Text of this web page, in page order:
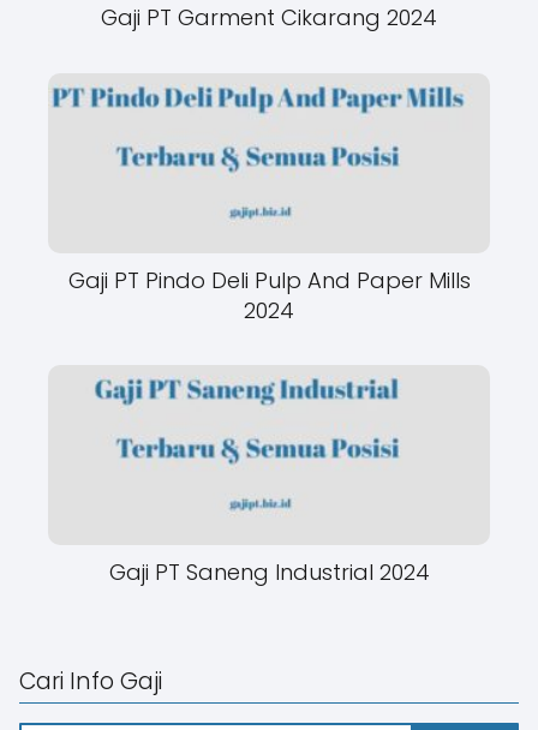
Gaji PT Garment Cikarang 2024
Gaji PT Pindo Deli Pulp And Paper Mills
2024
Gaji PT Saneng Industrial 2024
Cari Info Gaji